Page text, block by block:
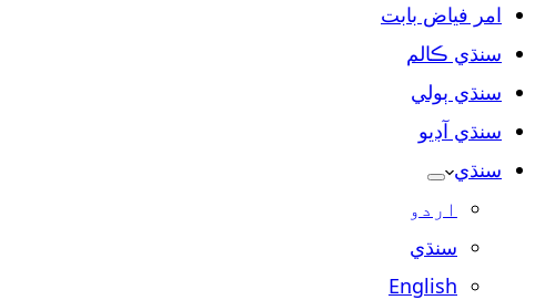
امر فياض بابت
سنڌي ڪالم
سنڌي ٻولي
سنڌي آڊيو
سنڌي
اردو
سنڌي
English